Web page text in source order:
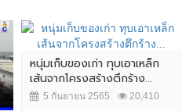
หนุ่มเก็บของเก่า ทุบเอาเหล็ก
เส้นจากโครงสร้างตึกร้าง...
5 กันยายน 2565 20,410